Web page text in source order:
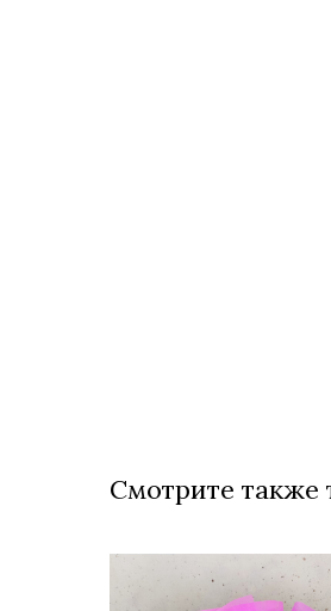
Смотрите также